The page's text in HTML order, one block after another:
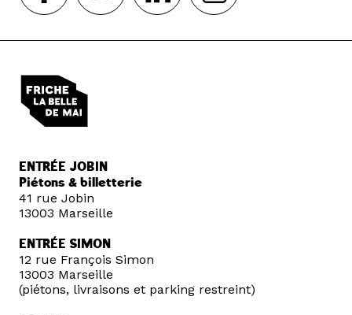
ENTRÉE JOBIN
Piétons & billetterie
41 rue Jobin
13003 Marseille
ENTRÉE SIMON
12 rue François Simon
13003 Marseille
(piétons, livraisons et parking restreint)